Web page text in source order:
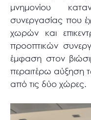
μνημονίου
συνεργασίας που
χωρών και
προοπτικών
έμφαση στον
περαιτέρω αύξηση
από τις δύο χώρες.